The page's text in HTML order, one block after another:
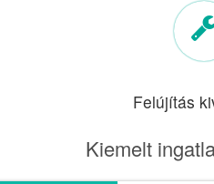
Felújítás
Kiemelt